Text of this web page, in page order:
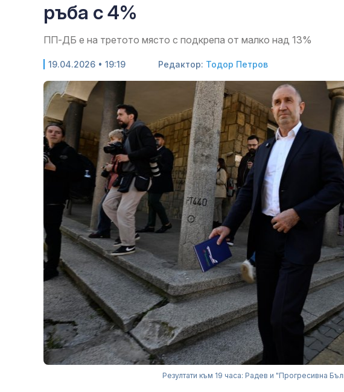
ръба с 4%
ПП-ДБ е на третото място с подкрепа от малко над 13%
19.04.2026 • 19:19 Редактор: Тодор Петров
Резултати към 19 часа: Радев и "Прогресивна